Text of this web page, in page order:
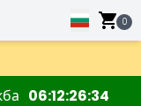
0
над 59 €.
и декорации.
06 12 26 33